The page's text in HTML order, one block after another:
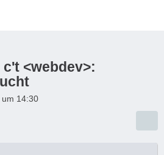
<webdev>:
14:30